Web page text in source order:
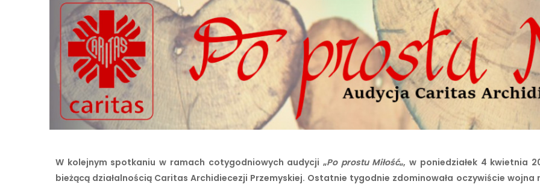
W kolejnym spotkaniu w ramach cotygodniowych audycji „Po prostu Miłość„, w poniedziałek 4 kwietnia
bieżącą działalnością Caritas Archidiecezji Przemyskiej. Ostatnie tygodnie zdominowała oczywiście